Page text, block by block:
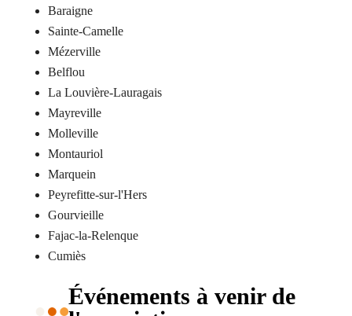
Baraigne
Sainte-Camelle
Mézerville
Belflou
La Louvière-Lauragais
Mayreville
Molleville
Montauriol
Marquein
Peyrefitte-sur-l'Hers
Gourvieille
Fajac-la-Relenque
Cumiès
Événements à venir de